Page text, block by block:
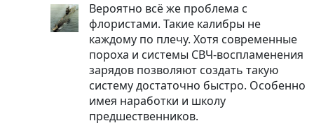
Вероятно всё же проблема с
флористами. Такие калибры не
каждому по плечу. Хотя современные
пороха и системы СВЧ-воспламенения
зарядов позволяют создать такую
систему достаточно быстро. Особенно
имея наработки и школу
предшественников.